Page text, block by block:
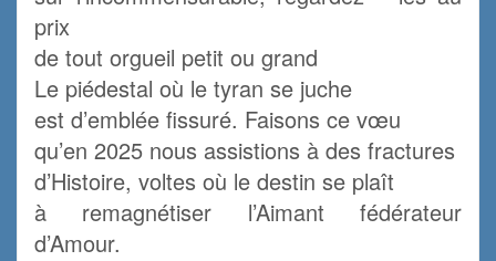
prix
de tout orgueil petit ou grand
Le piédestal où le tyran se juche
est d’emblée fissuré. Faisons ce vœu
qu’en 2025 nous assistions à des fractures
d’Histoire, voltes où le destin se plaît
à remagnétiser l’Aimant fédérateur
d’Amour.